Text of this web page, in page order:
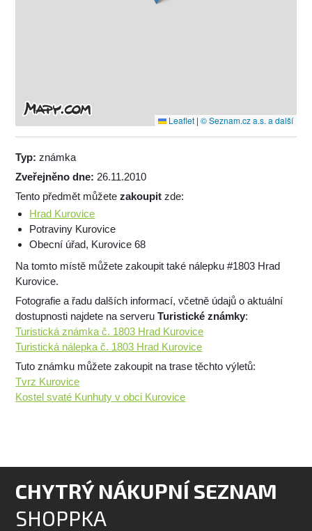
Leaflet | © Seznam.cz a.s. a další
Typ:známka
Zveřejněno dne: 26.11.2010
Tento předmět můžetezakoupit zde:
Hrad Kurovice
Potraviny Kurovice
Obecní úřad, Kurovice 68
Na tomto místě můžete zakoupit také nálepku #1803 Hrad
Kurovice.
Fotografie a řadu dalších informací, včetně údajů o aktuální
dostupnosti najdete na serveruTuristické známky:
Turistická známka č. 1803 Hrad Kurovice
Turistická nálepka č. 1803 Hrad Kurovice
Tuto známku můžete zakoupit na trase těchto výletů:
Tvrz Kurovice
Kostel svaté Kunhuty v obci Kurovice
CHYTRÝ NÁKUPNÍ SEZNAM
SHOPPKA